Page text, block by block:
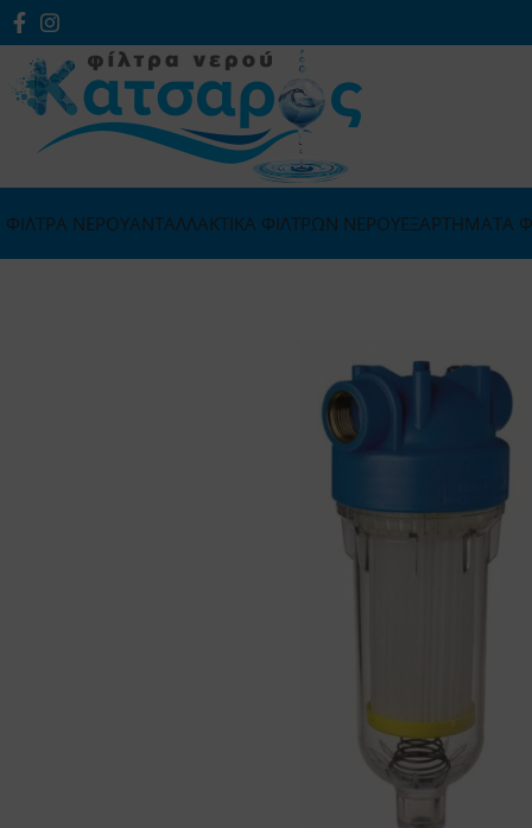
ΦΙΛΤΡΑ ΝΕΡΟΥΑΝΤΑΛΛΑΚΤΙΚΑ ΦΙΛΤΡΩΝ ΝΕΡΟΥΕΞΑΡΤΗΜΑΤΑ